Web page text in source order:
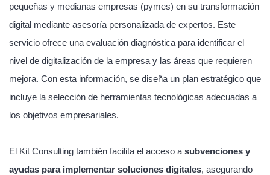
pequeñas y medianas empresas (pymes) en su transformación
digital mediante asesoría personalizada de expertos. Este
servicio ofrece una evaluación diagnóstica para identificar el
nivel de digitalización de la empresa y las áreas que requieren
mejora. Con esta información, se diseña un plan estratégico que
incluye la selección de herramientas tecnológicas adecuadas a
los objetivos empresariales.
El Kit Consulting también facilita el acceso a subvenciones y
ayudas para implementar soluciones digitales, asegurando